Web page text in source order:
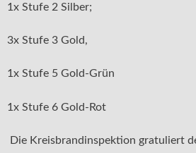
1x Stufe 2 Silber;
3x Stufe 3 Gold,
1x Stufe 5 Gold-Grün
1x Stufe 6 Gold-Rot
Die Kreisbrandinspektion gratuliert